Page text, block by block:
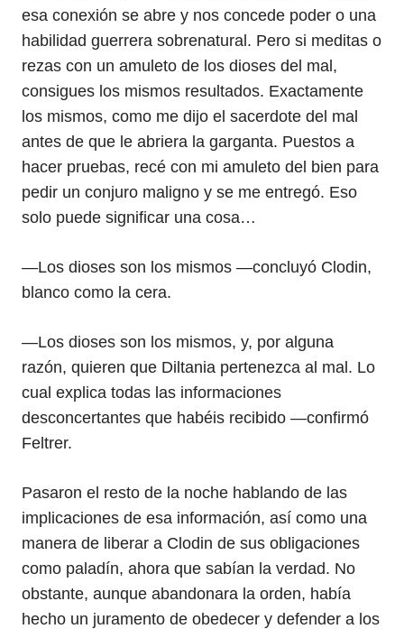
esa conexión se abre y nos concede poder o una
habilidad guerrera sobrenatural. Pero si meditas o
rezas con un amuleto de los dioses del mal,
consigues los mismos resultados. Exactamente
los mismos, como me dijo el sacerdote del mal
antes de que le abriera la garganta. Puestos a
hacer pruebas, recé con mi amuleto del bien para
pedir un conjuro maligno y se me entregó. Eso
solo puede significar una cosa…
—Los dioses son los mismos —concluyó Clodin,
blanco como la cera.
—Los dioses son los mismos, y, por alguna
razón, quieren que Diltania pertenezca al mal. Lo
cual explica todas las informaciones
desconcertantes que habéis recibido —confirmó
Feltrer.
Pasaron el resto de la noche hablando de las
implicaciones de esa información, así como una
manera de liberar a Clodin de sus obligaciones
como paladín, ahora que sabían la verdad. No
obstante, aunque abandonara la orden, había
hecho un juramento de obedecer y defender a los